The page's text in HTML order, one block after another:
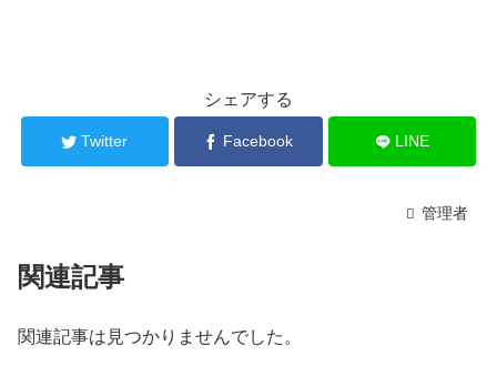
シェアする
Twitter Facebook LINE
管理者
関連記事
関連記事は見つかりませんでした。